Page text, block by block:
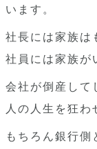
います。
社長には家族は
社員には家族が
会社が倒産して
人の人生を狂わ
もちろん銀行側